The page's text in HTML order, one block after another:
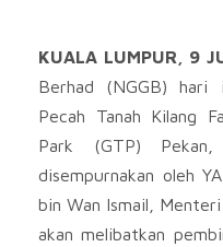
KUALA LUMPUR, 9
Berhad (NGGB) hari
Pecah Tanah Kilang
Park (GTP)
disempurnakan oleh
bin Wan Ismail, Menteri
akan melibatkan